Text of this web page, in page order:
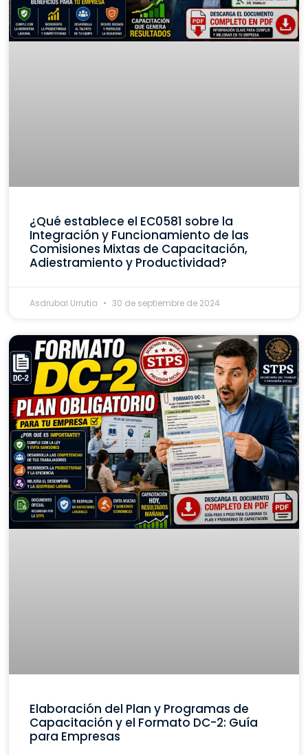
¿Qué establece el EC0581 sobre la
Integración y Funcionamiento de las
Comisiones Mixtas de Capacitación,
Adiestramiento y Productividad?
Asdrubal Urrutia 30 de septiembre de 2024
Elaboración del Plan y Programas de
Capacitación y el Formato DC-2: Guía
para Empresas